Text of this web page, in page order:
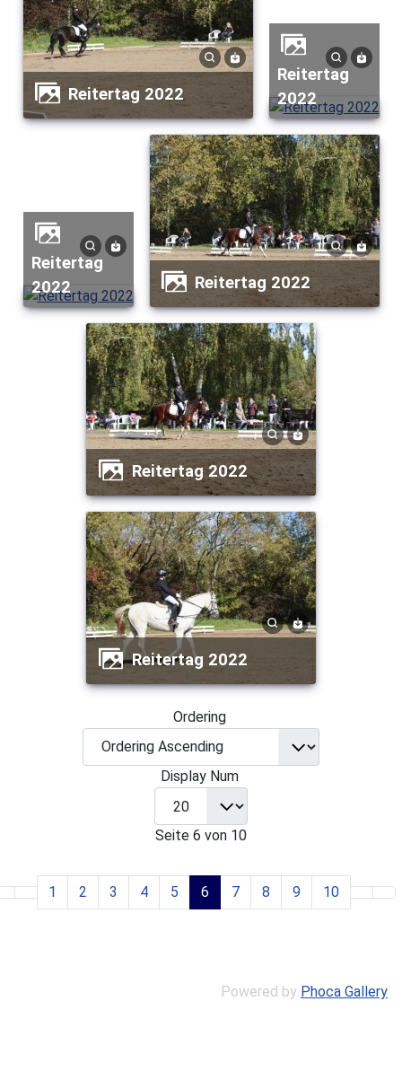
Reitertag 2022
Reitertag
2022
Reitertag
2022
Reitertag 2022
Reitertag 2022
Reitertag 2022
Ordering
Display Num
Seite 6 von 10
1 2 3 4 5 6 7 8 9 10
Powered by Phoca Gallery